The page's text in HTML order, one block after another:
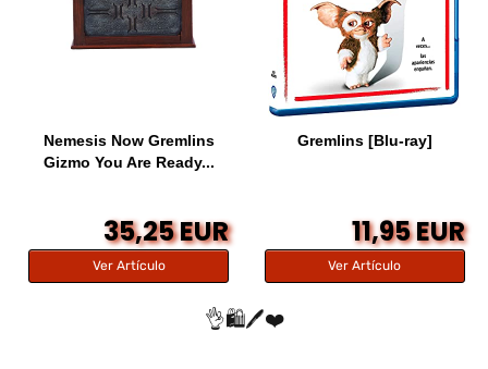
Nemesis Now Gremlins
Gizmo You Are Ready...
35,25 EUR
Ver Artículo
Gremlins [Blu-ray]
11,95 EUR
Ver Artículo
👌🛍️🖊️❤️